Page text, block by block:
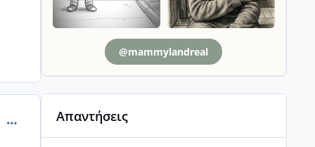
comment_826762
@mammylandreal
Απαντήσεις